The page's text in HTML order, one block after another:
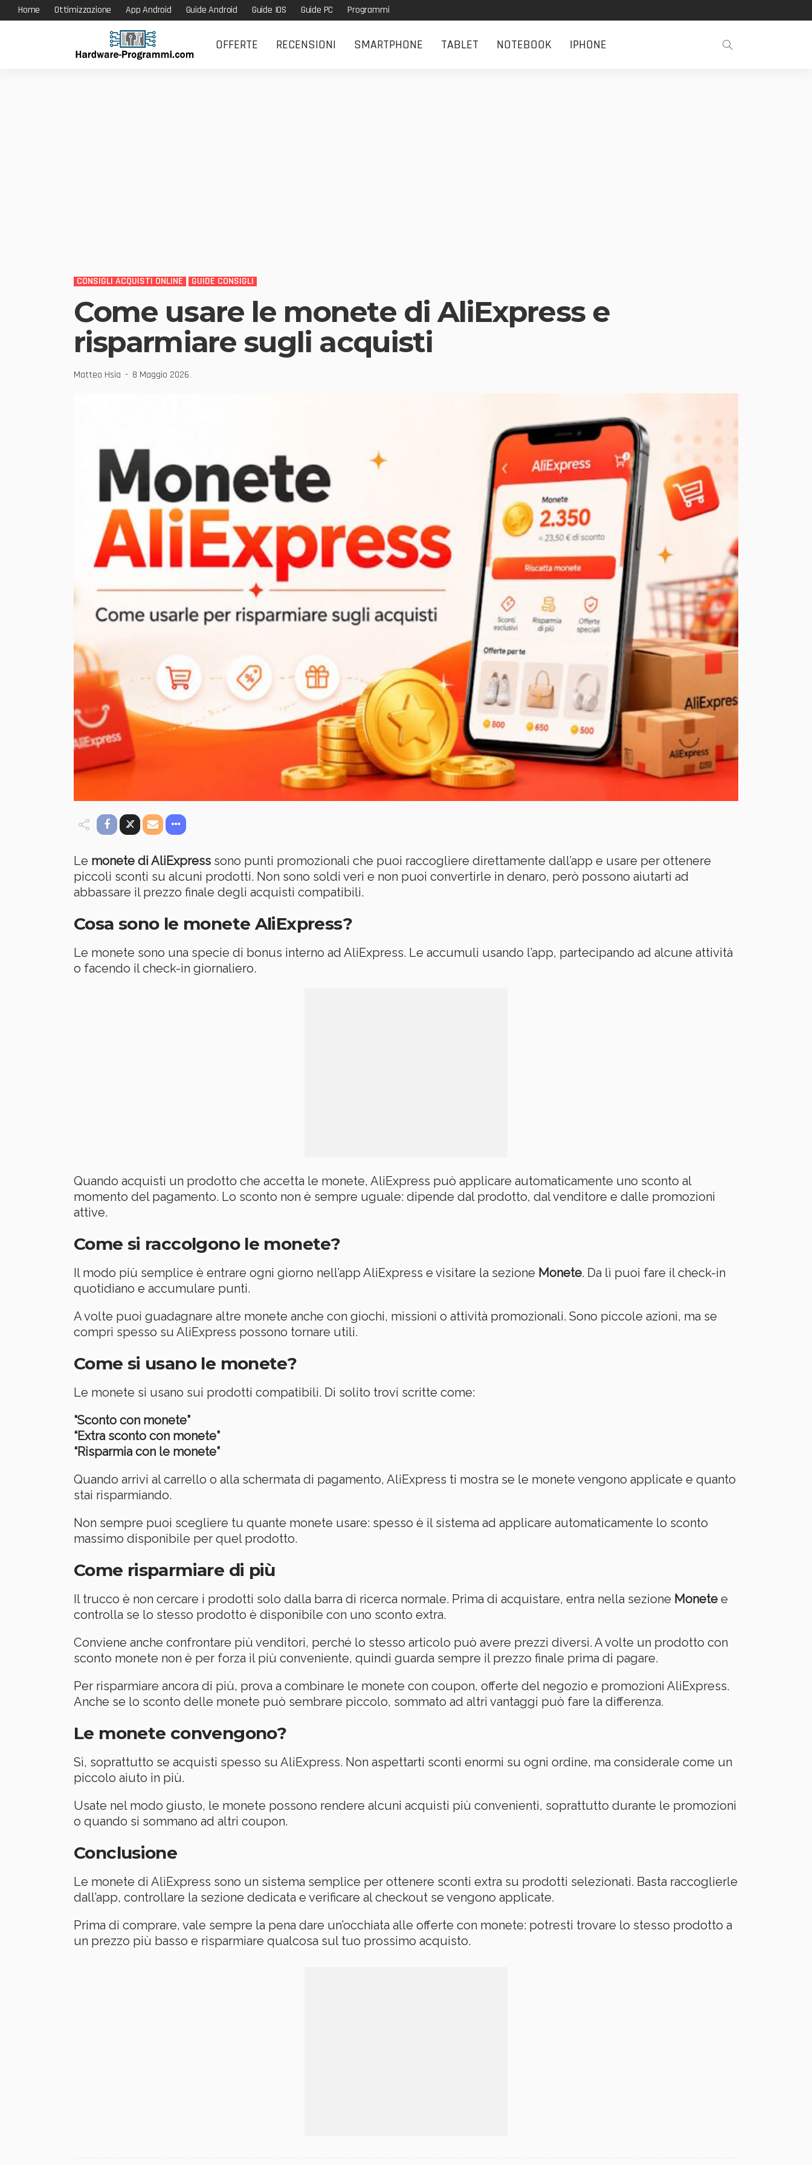
Home Ottimizzazione App Android Guide Android Guide IOS Guide PC Programmi
OFFERTE RECENSIONI SMARTPHONE TABLET NOTEBOOK IPHONE
CONSIGLI ACQUISTI ONLINE GUIDE CONSIGLI
Come usare le monete di AliExpress e
risparmiare sugli acquisti
Matteo Hsia 8 Maggio 2026
Le monete di AliExpress sono punti promozionali che puoi raccogliere direttamente dall’app e usare per ottenere
piccoli sconti su alcuni prodotti. Non sono soldi veri e non puoi convertirle in denaro, però possono aiutarti ad
abbassare il prezzo finale degli acquisti compatibili.
Cosa sono le monete AliExpress?
Le monete sono una specie di bonus interno ad AliExpress. Le accumuli usando l’app, partecipando ad alcune attività
o facendo il check-in giornaliero.
Quando acquisti un prodotto che accetta le monete, AliExpress può applicare automaticamente uno sconto al
momento del pagamento. Lo sconto non è sempre uguale: dipende dal prodotto, dal venditore e dalle promozioni
attive.
Come si raccolgono le monete?
Il modo più semplice è entrare ogni giorno nell’app AliExpress e visitare la sezione Monete. Da lì puoi fare il check-in
quotidiano e accumulare punti.
A volte puoi guadagnare altre monete anche con giochi, missioni o attività promozionali. Sono piccole azioni, ma se
compri spesso su AliExpress possono tornare utili.
Come si usano le monete?
Le monete si usano sui prodotti compatibili. Di solito trovi scritte come:
“Sconto con monete”
“Extra sconto con monete”
“Risparmia con le monete”
Quando arrivi al carrello o alla schermata di pagamento, AliExpress ti mostra se le monete vengono applicate e quanto
stai risparmiando.
Non sempre puoi scegliere tu quante monete usare: spesso è il sistema ad applicare automaticamente lo sconto
massimo disponibile per quel prodotto.
Come risparmiare di più
Il trucco è non cercare i prodotti solo dalla barra di ricerca normale. Prima di acquistare, entra nella sezione Monete e
controlla se lo stesso prodotto è disponibile con uno sconto extra.
Conviene anche confrontare più venditori, perché lo stesso articolo può avere prezzi diversi. A volte un prodotto con
sconto monete non è per forza il più conveniente, quindi guarda sempre il prezzo finale prima di pagare.
Per risparmiare ancora di più, prova a combinare le monete con coupon, offerte del negozio e promozioni AliExpress.
Anche se lo sconto delle monete può sembrare piccolo, sommato ad altri vantaggi può fare la differenza.
Le monete convengono?
Sì, soprattutto se acquisti spesso su AliExpress. Non aspettarti sconti enormi su ogni ordine, ma considerale come un
piccolo aiuto in più.
Usate nel modo giusto, le monete possono rendere alcuni acquisti più convenienti, soprattutto durante le promozioni
o quando si sommano ad altri coupon.
Conclusione
Le monete di AliExpress sono un sistema semplice per ottenere sconti extra su prodotti selezionati. Basta raccoglierle
dall’app, controllare la sezione dedicata e verificare al checkout se vengono applicate.
Prima di comprare, vale sempre la pena dare un’occhiata alle offerte con monete: potresti trovare lo stesso prodotto a
un prezzo più basso e risparmiare qualcosa sul tuo prossimo acquisto.